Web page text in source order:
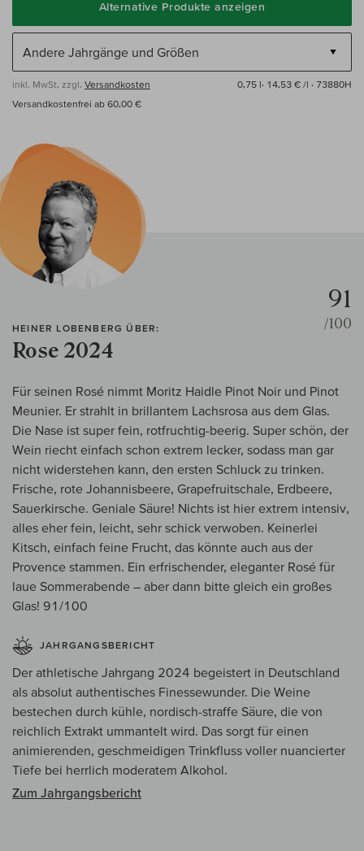
Alternative Produkte anzeigen
inkl. MwSt, zzgl. Versandkosten 0,75 l· 14,53 € /l · 73880H
Versandkostenfrei ab 60,00 €
HEINER LOBENBERG ÜBER:
Rose 2024
91
/100
Für seinen Rosé nimmt Moritz Haidle Pinot Noir und Pinot
Meunier. Er strahlt in brillantem Lachsrosa aus dem Glas.
Die Nase ist super fein, rotfruchtig-beerig. Super schön, der
Wein riecht einfach schon extrem lecker, sodass man gar
nicht widerstehen kann, den ersten Schluck zu trinken.
Frische, rote Johannisbeere, Grapefruitschale, Erdbeere,
Sauerkirsche. Geniale Säure! Nichts ist hier extrem intensiv,
alles eher fein, leicht, sehr schick verwoben. Keinerlei
Kitsch, einfach feine Frucht, das könnte auch aus der
Provence stammen. Ein erfrischender, eleganter Rosé für
laue Sommerabende – aber dann bitte gleich ein großes
Glas! 91/100
JAHRGANGSBERICHT
Der athletische Jahrgang 2024 begeistert in Deutschland
als absolut authentisches Finessewunder. Die Weine
bestechen durch kühle, nordisch-straffe Säure, die von
reichlich Extrakt ummantelt wird. Das sorgt für einen
animierenden, geschmeidigen Trinkfluss voller nuancierter
Tiefe bei herrlich moderatem Alkohol.
Zum Jahrgangsbericht